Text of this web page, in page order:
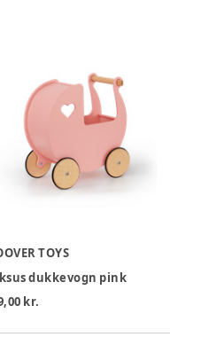
TOYS
dukkevogn pink
kr.